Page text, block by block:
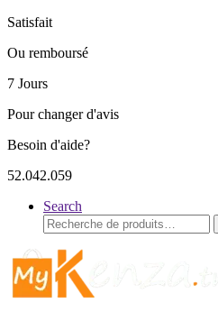
Satisfait
Ou remboursé
7 Jours
Pour changer d'avis
Besoin d'aide?
52.042.059
Search
Recherche
pour :